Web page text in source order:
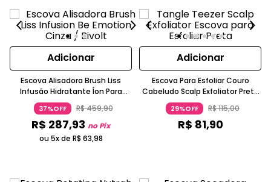
Adicionar
Escova Alisadora Brush Liss
Infusão Hidratante Íon Para
Cacheados Be Emotion
37%OFF R$459,90
R$ 287,93 no Pix
ou 5x de R$ 63,98
Adicionar
Escova Para Esfoliar Couro
Cabeludo Scalp Exfoliator Preta
Tangle Teezer
29%OFF R$115,00
R$ 81,90